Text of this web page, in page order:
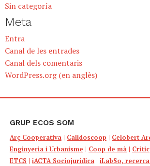
Sin categoría
Meta
Entra
Canal de les entrades
Canal dels comentaris
WordPress.org (en anglès)
GRUP ECOS SOM
Arç Cooperativa | Calidoscoop | Celobert
Enginyeria i Urbanisme | Coop de mà | Crític
ETCS | iACTA Sociojuridica | iLabSo,